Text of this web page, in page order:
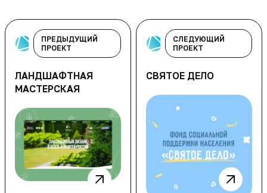
ПРЕДЫДУЩИЙ
ПРОЕКТ
ЛАНДШАФТНАЯ
МАСТЕРСКАЯ
СЛЕДУЮЩИЙ
ПРОЕКТ
СВЯТОЕ ДЕЛО